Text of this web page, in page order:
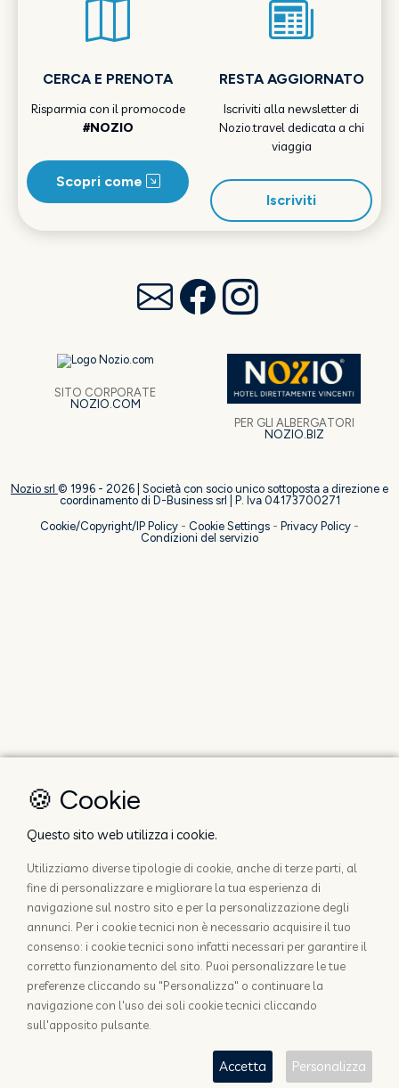
CERCA E PRENOTA
Risparmia con il promocode
#NOZIO
Scopri come
RESTA AGGIORNATO
Iscriviti alla newsletter di
Nozio.travel dedicata a chi
viaggia
Iscriviti
SITO CORPORATE
NOZIO.COM
PER GLI ALBERGATORI
NOZIO.BIZ
Nozio srl © 1996 - 2026 | Società con socio unico sottoposta a direzione e
coordinamento di D-Business srl | P. Iva 04173700271
Cookie/Copyright/IP Policy - Cookie Settings - Privacy Policy -
Condizioni del servizio
🍪 Cookie
Questo sito web utilizza i cookie.
Utilizziamo diverse tipologie di cookie, anche di terze parti, al
fine di personalizzare e migliorare la tua esperienza di
navigazione sul nostro sito e per la personalizzazione degli
annunci. Per i cookie tecnici non è necessario acquisire il tuo
consenso: i cookie tecnici sono infatti necessari per garantire il
corretto funzionamento del sito. Puoi personalizzare le tue
preferenze cliccando su "Personalizza" o continuare la
navigazione con l'uso dei soli cookie tecnici cliccando
sull'apposito pulsante.
Accetta Personalizza